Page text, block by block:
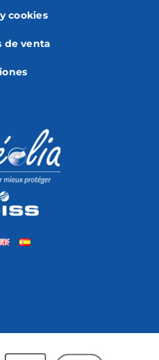
cookies
de venta